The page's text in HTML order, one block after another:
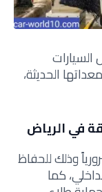
أشهر 10 مغاسل السيارات
الحديثة،
في الرياض
وذلك للحفاظ
كما